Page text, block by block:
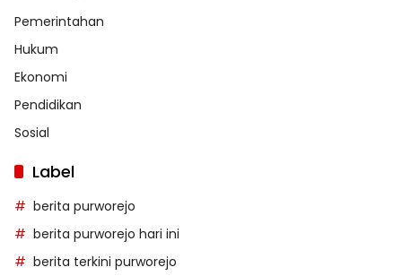
Pemerintahan
Hukum
Ekonomi
Pendidikan
Sosial
Label
berita purworejo
berita purworejo hari ini
berita terkini purworejo